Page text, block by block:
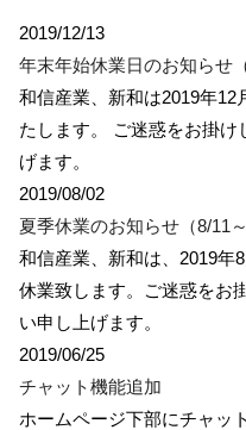
2019/12/13
年末年始休業日のお知らせ
和信産業、新和は2019年12
たします。 ご迷惑をお掛
げます。
2019/08/02
夏季休業のお知らせ（8/11～
和信産業、新和は、2019年
休業致します。ご迷惑をお
い申し上げます。
2019/06/25
チャット機能追加
ホームページ下部にチャッ